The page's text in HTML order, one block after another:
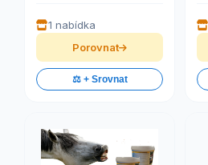
1 nabídka
Porovnat
⚖️ + Srovnat